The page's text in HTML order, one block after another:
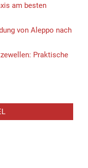
Prozent
die
Soldaten, 60
hat Russlands
am besten
von Aleppo nach
Praktische